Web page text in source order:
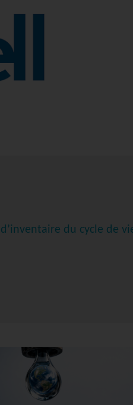
du cycle de